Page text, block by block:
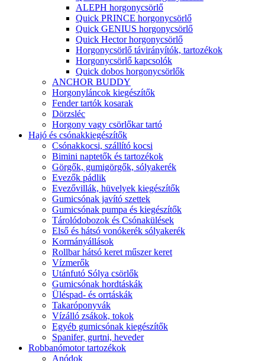
ALEPH horgonycsörlő
Quick PRINCE horgonycsörlő
Quick GENIUS horgonycsörlő
Quick Hector horgonycsörlő
Horgonycsörlő távirányítók, tartozékok
Horgonycsörlő kapcsolók
Quick dobos horgonycsörlők
ANCHOR BUDDY
Horgonyláncok kiegészítők
Fender tartók kosarak
Dörzsléc
Horgony vagy csörlőkar tartó
Hajó és csónakkiegészítők
Csónakkocsi, szállító kocsi
Bimini naptetők és tartozékok
Görgők, gumigörgők, sólyakerék
Evezők pádlik
Evezővillák, hüvelyek kiegészítők
Gumicsónak javító szettek
Gumicsónak pumpa és kiegészítők
Tárolódobozok és Csónakülések
Első és hátsó vonókerék sólyakerék
Kormányállások
Rollbar hátsó keret műszer keret
Vízmerők
Utánfutó Sólya csörlők
Gumicsónak hordtáskák
Üléspad- és orrtáskák
Takaróponyvák
Vízálló zsákok, tokok
Egyéb gumicsónak kiegészítők
Spanifer, gurtni, heveder
Robbanómotor tartozékok
Anódok